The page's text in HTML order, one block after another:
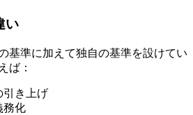
い
基準に加えて独自の基準を設けてい
ば：
引き上げ
務化